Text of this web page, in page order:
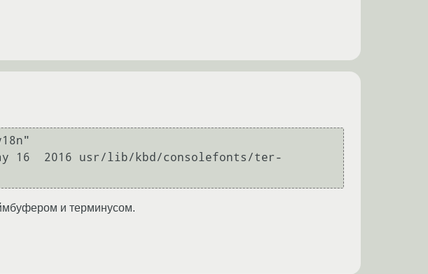
2016 usr/lib/kbd/consolefonts/ter-
и терминусом.